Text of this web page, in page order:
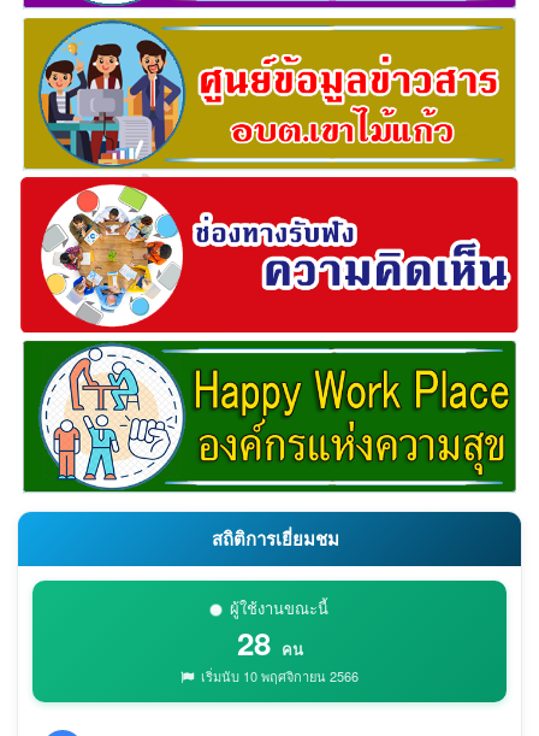
สถิติการเยี่ยมชม
ผู้ใช้งานขณะนี้
28 คน
เริ่มนับ 10 พฤศจิกายน 2566